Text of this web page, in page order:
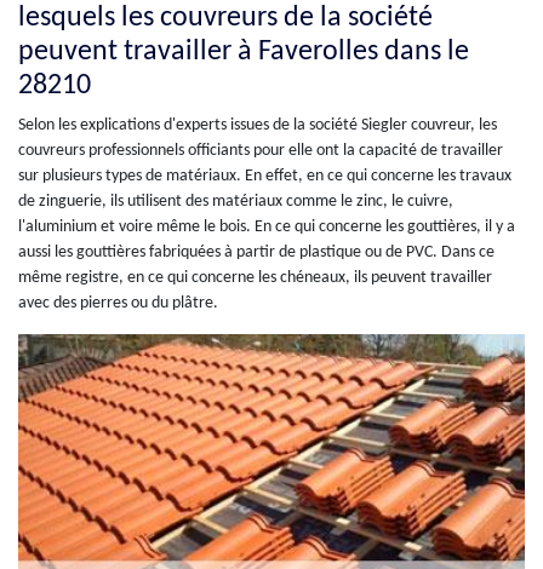
lesquels les couvreurs de la société
peuvent travailler à Faverolles dans le
28210
Selon les explications d'experts issues de la société Siegler couvreur, les
couvreurs professionnels officiants pour elle ont la capacité de travailler
sur plusieurs types de matériaux. En effet, en ce qui concerne les travaux
de zinguerie, ils utilisent des matériaux comme le zinc, le cuivre,
l'aluminium et voire même le bois. En ce qui concerne les gouttières, il y a
aussi les gouttières fabriquées à partir de plastique ou de PVC. Dans ce
même registre, en ce qui concerne les chéneaux, ils peuvent travailler
avec des pierres ou du plâtre.